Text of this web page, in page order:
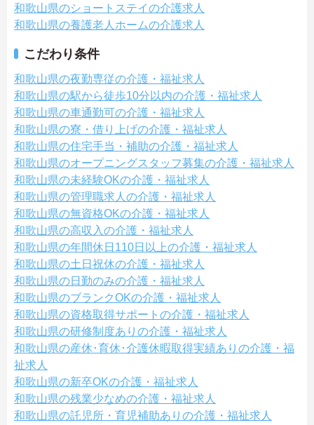
和歌山県のショートステイの介護求人
和歌山県の養護老人ホームの介護求人
こだわり条件
和歌山県の夜勤専従の介護・福祉求人
和歌山県の駅から徒歩10分以内の介護・福祉求人
和歌山県の車通勤可の介護・福祉求人
和歌山県の寮・借り上げの介護・福祉求人
和歌山県の住宅手当・補助の介護・福祉求人
和歌山県のオープニングスタッフ募集の介護・福祉求人
和歌山県の未経験OKの介護・福祉求人
和歌山県の管理職求人の介護・福祉求人
和歌山県の無資格OKの介護・福祉求人
和歌山県の高収入の介護・福祉求人
和歌山県の年間休日110日以上の介護・福祉求人
和歌山県の土日祝休の介護・福祉求人
和歌山県の日勤のみの介護・福祉求人
和歌山県のブランクOKの介護・福祉求人
和歌山県の資格取得サポートの介護・福祉求人
和歌山県の研修制度ありの介護・福祉求人
和歌山県の産休･育休･介護休暇取得実績ありの介護・福
祉求人
和歌山県の新卒OKの介護・福祉求人
和歌山県の残業少なめの介護・福祉求人
和歌山県の託児所・育児補助ありの介護・福祉求人